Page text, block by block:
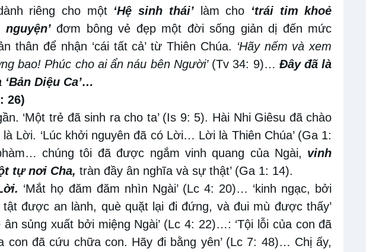
riêng cho một ‘Hệ sinh thái’ làm cho ‘trái tim khoẻ
nguyện’đơm bông vẻ đẹp một đời sống giản dị đến mức
thân để nhận ‘cái tất cả’ từ Thiên Chúa. ‘Hãy nếm và xem
bao! Phúc cho ai ẩn náu bên Người’ (Tv 34: 9)… Đây đã là
Diệu Ca’…
26)
‘Một trẻ đã sinh ra cho ta’ (Is 9: 5). Hài Nhi Giêsu đã chào
Lời. ‘Lúc khởi nguyên đã có Lời… Lời là Thiên Chúa’ (Ga 1:
chúng tôi đã được ngắm vinh quang của Ngài, vinh
tự nơi Cha, tràn đầy ân nghĩa và sự thật’ (Ga 1: 14).
‘Mắt họ đăm đăm nhìn Ngài’ (Lc 4: 20)… ‘kinh ngạc, bởi
được an lành, què quặt lại đi đứng, và đui mù được thấy’
sủng xuất bởi miệng Ngài’ (Lc 4: 22)…: ‘Tội lỗi của con đã
đã cứu chữa con. Hãy đi bằng yên’ (Lc 7: 48)… Chị ấy,